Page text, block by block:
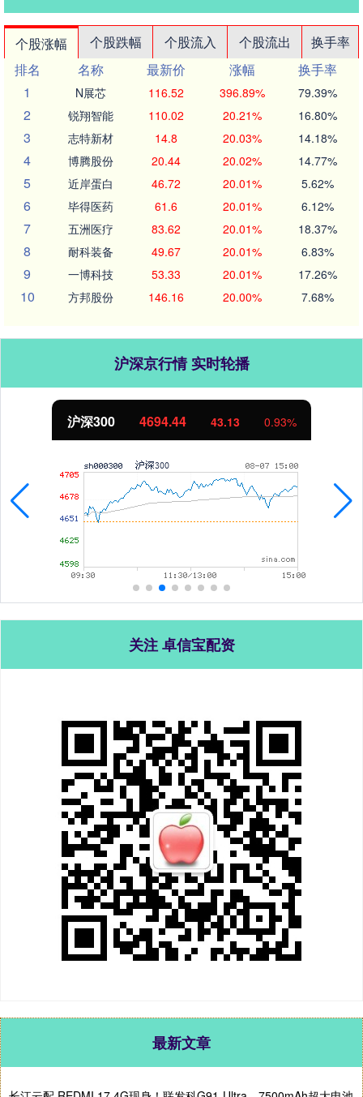
个股涨幅 个股跌幅 个股流入 个股流出
换手率
排名
名称 最新价 涨幅
换手率
1
N展芯 116.52 396.89% 79.39%
2 锐翔智能 110.02 20.21% 16.80%
3 志特新材 14.8 20.03% 14.18%
4 博腾股份 20.44 20.02% 14.77%
5 近岸蛋白 46.72 20.01% 5.62%
6 毕得医药 61.6 20.01% 6.12%
7 五洲医疗 83.62 20.01% 18.37%
8 耐科装备 49.67 20.01% 6.83%
9 一博科技 53.33 20.01% 17.26%
10 方邦股份 146.16 20.00% 7.68%
沪深京行情 实时轮播
北证50 1134.24 11.37 1.01%
关注 卓信宝配资
最新文章